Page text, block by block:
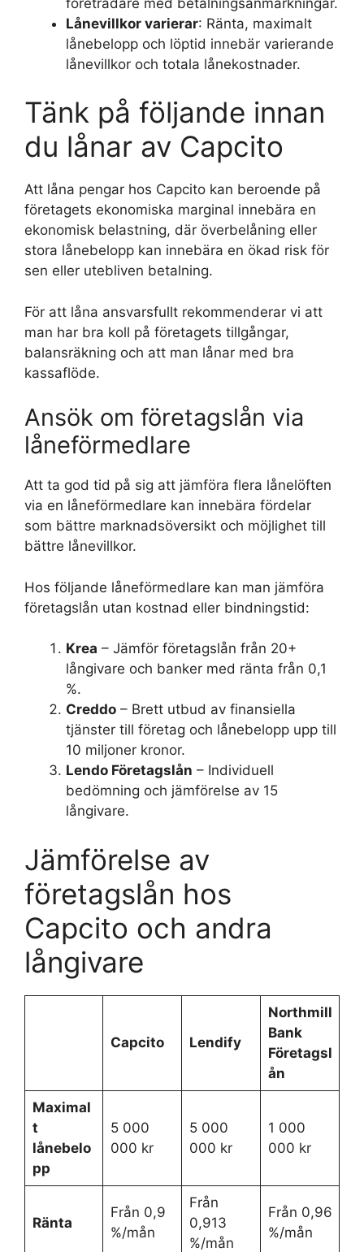
Lånevillkor varierar: Ränta, maximalt
lånebelopp och löptid innebär varierande
lånevillkor och totala lånekostnader.
Tänk på följande innan
du lånar av Capcito
Att låna pengar hos Capcito kan beroende på
företagets ekonomiska marginal innebära en
ekonomisk belastning, där överbelåning eller
stora lånebelopp kan innebära en ökad risk för
sen eller utebliven betalning.
För att låna ansvarsfullt rekommenderar vi att
man har bra koll på företagets tillgångar,
balansräkning och att man lånar med bra
kassaflöde.
Ansök om företagslån via
låneförmedlare
Att ta god tid på sig att jämföra flera lånelöften
via en låneförmedlare kan innebära fördelar
som bättre marknadsöversikt och möjlighet till
bättre lånevillkor.
Hos följande låneförmedlare kan man jämföra
företagslån utan kostnad eller bindningstid:
Krea – Jämför företagslån från 20+
långivare och banker med ränta från 0,1
%.
Creddo – Brett utbud av finansiella
tjänster till företag och lånebelopp upp till
10 miljoner kronor.
Lendo Företagslån – Individuell
bedömning och jämförelse av 15
långivare.
Jämförelse av
företagslån hos
Capcito och andra
långivare
Capcito Lendify
Northmill
Bank
Företagsl
ån
Maximal
t
lånebelo
pp
5 000
000 kr
5 000
000 kr
1 000
000 kr
Ränta
Från 0,9
%/mån
Från
0,913
%/mån
Från 0,96
%/mån